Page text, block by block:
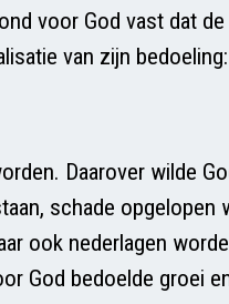
voor God vast dat
van zijn
Daarover wilde
schade opgelopen
ook nederlagen
God bedoelde groei